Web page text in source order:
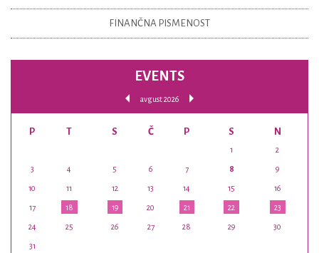
FINANČNA PISMENOST
EVENTS
avgust 2026
P T S Č P S N
1 2
3 4 5 6 7 8 9
10 11 12 13 14 15 16
17 18 19 20 21 22 23
24 25 26 27 28 29 30
31